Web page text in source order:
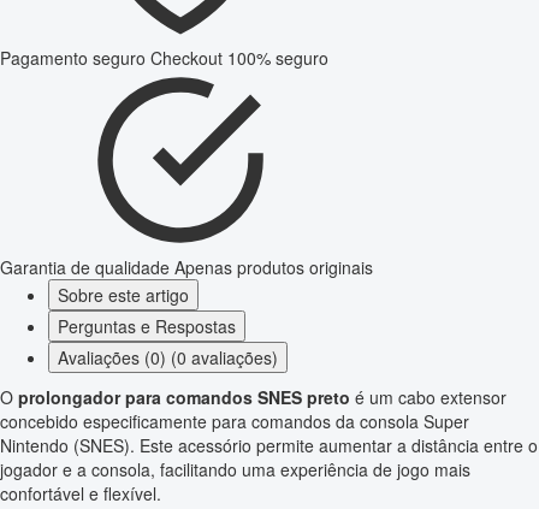
Pagamento seguro Checkout 100% seguro
Garantia de qualidade Apenas produtos originais
Sobre este artigo
Perguntas e Respostas
Avaliações (0) (0 avaliações)
O prolongador para comandos SNES preto é um cabo extensor
concebido especificamente para comandos da consola Super
Nintendo (SNES). Este acessório permite aumentar a distância entre o
jogador e a consola, facilitando uma experiência de jogo mais
confortável e flexível.